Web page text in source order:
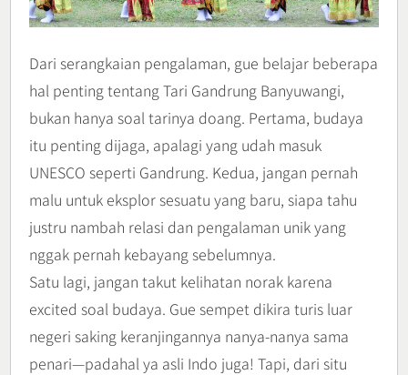
Dari serangkaian pengalaman, gue belajar beberapa
hal penting tentang Tari Gandrung Banyuwangi,
bukan hanya soal tarinya doang. Pertama, budaya
itu penting dijaga, apalagi yang udah masuk
UNESCO seperti Gandrung. Kedua, jangan pernah
malu untuk eksplor sesuatu yang baru, siapa tahu
justru nambah relasi dan pengalaman unik yang
nggak pernah kebayang sebelumnya.
Satu lagi, jangan takut kelihatan norak karena
excited soal budaya. Gue sempet dikira turis luar
negeri saking keranjingannya nanya-nanya sama
penari—padahal ya asli Indo juga! Tapi, dari situ